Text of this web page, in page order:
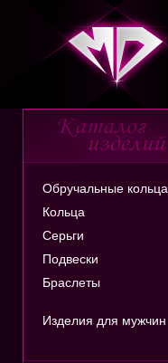
Обручальные кольца
Кольца
Серьги
Подвески
Браслеты
Изделия для мужчин